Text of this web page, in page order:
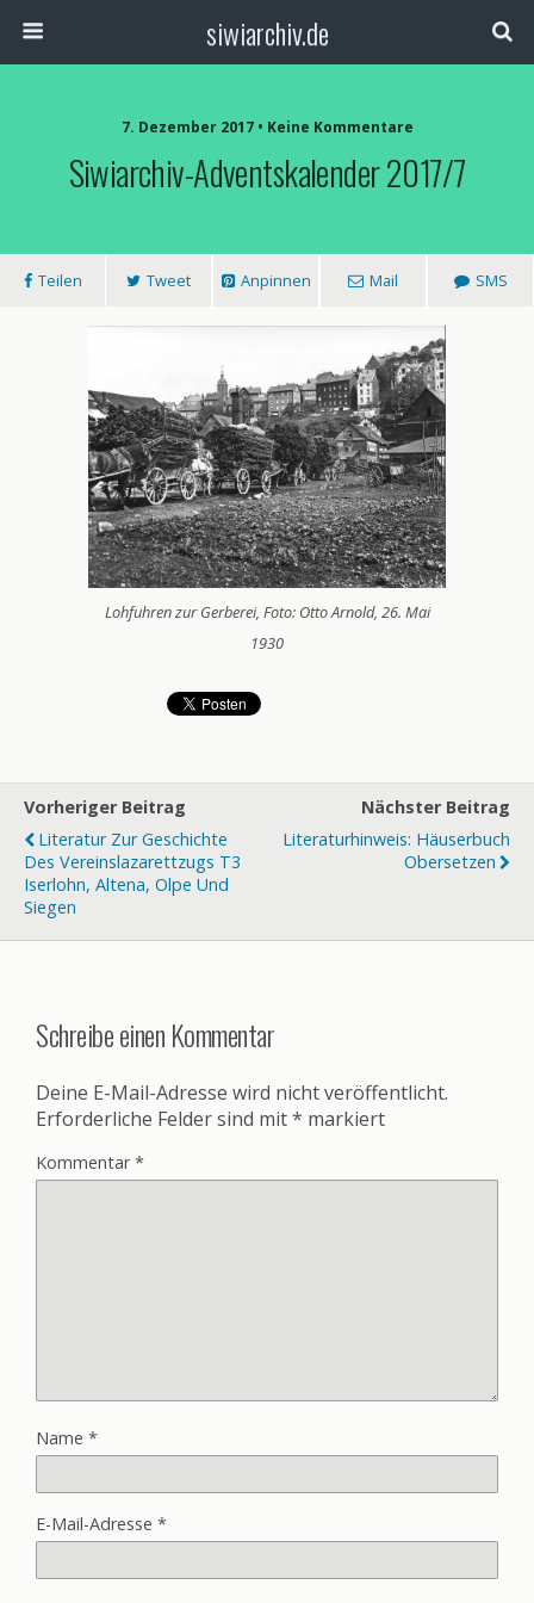
siwiarchiv.de
7. Dezember 2017 • Keine Kommentare
Siwiarchiv-Adventskalender 2017/7
Teilen Tweet Anpinnen Mail SMS
Lohfuhren zur Gerberei, Foto: Otto Arnold, 26. Mai
1930
Vorheriger Beitrag
Literatur Zur Geschichte
Des Vereinslazarettzugs T3
Iserlohn, Altena, Olpe Und
Siegen
Nächster Beitrag
Literaturhinweis: Häuserbuch
Obersetzen
Schreibe einen Kommentar
Deine E-Mail-Adresse wird nicht veröffentlicht.
Erforderliche Felder sind mit* markiert
Kommentar*
Name *
E-Mail-Adresse *